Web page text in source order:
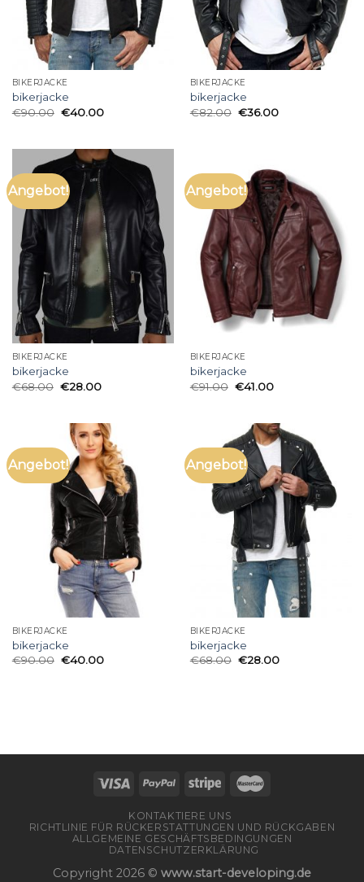
BIKERJACKE
bikerjacke
€90.00 €40.00
BIKERJACKE
bikerjacke
€82.00 €36.00
Angebot!
BIKERJACKE
bikerjacke
€68.00 €28.00
Angebot!
BIKERJACKE
bikerjacke
€91.00 €41.00
Angebot!
BIKERJACKE
bikerjacke
€90.00 €40.00
Angebot!
BIKERJACKE
bikerjacke
€68.00 €28.00
KONTAKTIERE UNS
RICHTLINIE FÜR RÜCKERSTATTUNGEN UND RÜCKGABEN
ALLGEMEINE GESCHÄFTSBEDINGUNGEN
DATENSCHUTZERKLÄRUNG
Copyright 2026 © www.start-developing.de